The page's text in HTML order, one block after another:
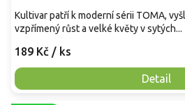
189 Kč / ks
Detail
Kultivar patří k moderní sérii TOMA,
vzpřímený růst a velké květy v sytých...